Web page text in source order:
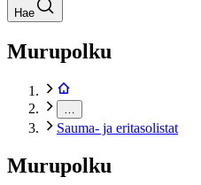
Hae
Murupolku
Sauma- ja eritasolistat
Murupolku